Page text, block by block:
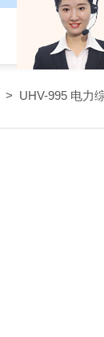
> UHV-995 电力